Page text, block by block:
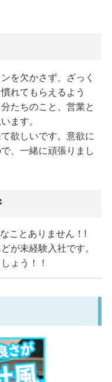
を欠かさず、ざっく
れてもらえるよう
たちのこと、営業と
ます。
欲しいです。意欲に
、一緒に頑張りまし
ことありません！!
が未経験入社です。
ょう！！